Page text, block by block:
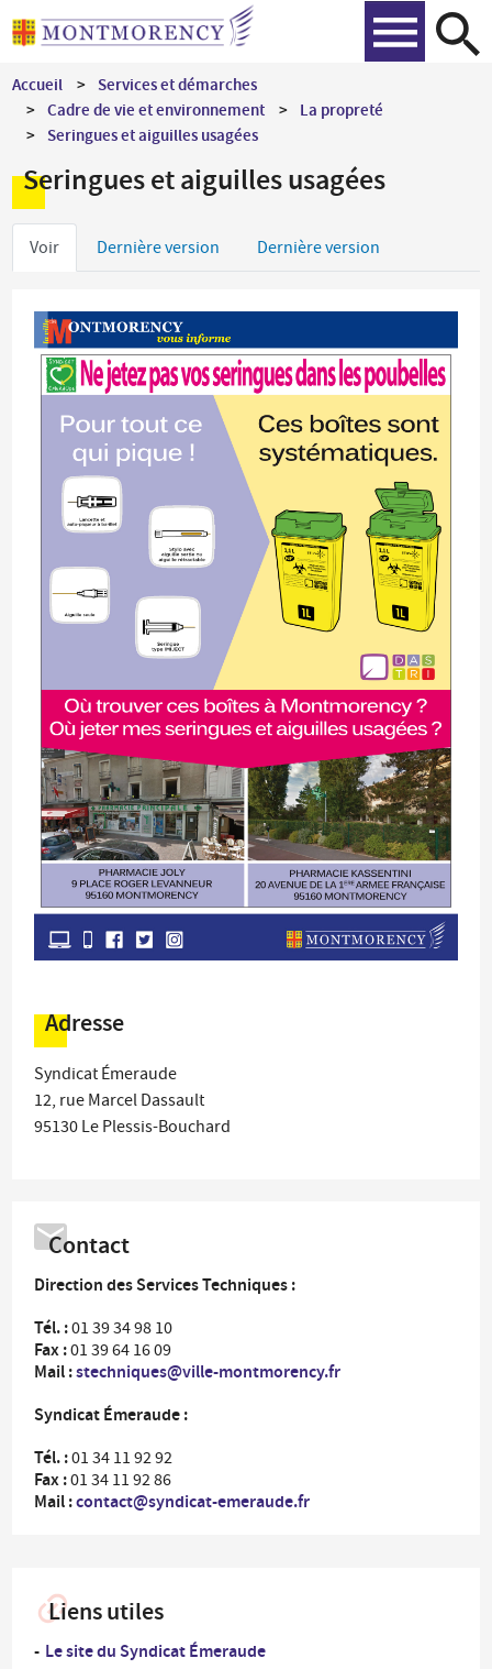
Aller
au
principal
Accueil
Services et démarches
Cadre de vie et environnement
La propreté
Seringues et aiguilles usagées
Seringues et aiguilles usagées
Onglets
Voir Dernière version Dernière version
Adresse
Syndicat Émeraude
12, rue Marcel Dassault
95130 Le Plessis-Bouchard
Contact
Direction des Services Techniques :
Tél. :01 39 34 98 10
Fax :01 39 64 16 09
Mail :stechniques@ville-montmorency.fr
Syndicat Émeraude :
Tél. :01 34 11 92 92
Fax :01 34 11 92 86
Mail :contact@syndicat-emeraude.fr
Liens utiles
Le site du Syndicat Émeraude